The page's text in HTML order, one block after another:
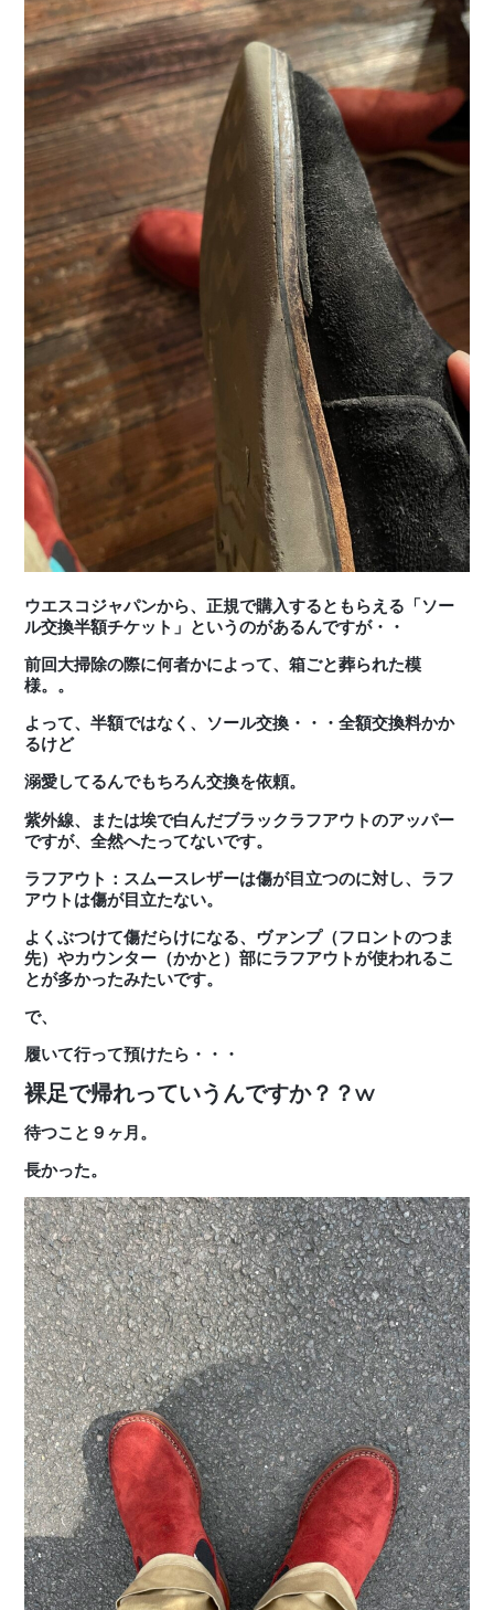
ウエスコジャパンから、正規で購入するともらえる「ソー
ル交換半額チケット」というのがあるんですが・・
前回大掃除の際に何者かによって、箱ごと葬られた模
様。。
よって、半額ではなく、ソール交換・・・全額交換料かか
るけど
溺愛してるんでもちろん交換を依頼。
紫外線、または埃で白んだブラックラフアウトのアッパー
ですが、全然へたってないです。
ラフアウト：スムースレザーは傷が目立つのに対し、ラフ
アウトは傷が目立たない。
よくぶつけて傷だらけになる、ヴァンプ（フロントのつま
先）やカウンター（かかと）部にラフアウトが使われるこ
とが多かったみたいです。
で、
履いて行って預けたら・・・
裸足で帰れっていうんですか？？w
待つこと９ヶ月。
長かった。